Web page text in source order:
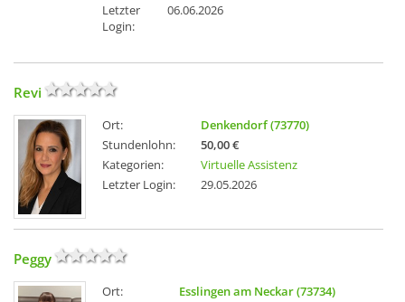
Letzter
Login:
06.06.2026
Revi
Ort:
Denkendorf (73770)
Stundenlohn:
50,00 €
Kategorien:
Virtuelle Assistenz
Letzter Login:
29.05.2026
Peggy
Ort:
Esslingen am Neckar (73734)